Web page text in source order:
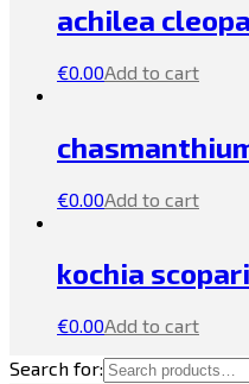
achilea
€0.00Add to cart
€0.00Add to cart
kochia
€0.00Add to cart
Search for: